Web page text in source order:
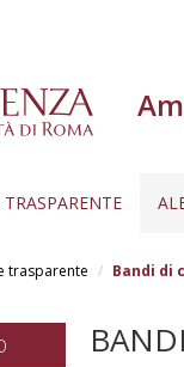
trasparente Bandi di